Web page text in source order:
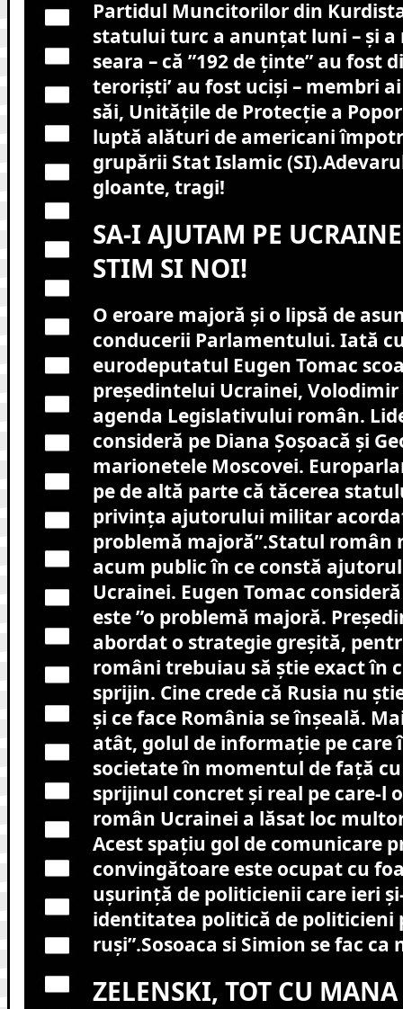
Partidul Muncitorilor din
statului turc a anunţat luni – şi
seara – că ”192 de ţinte” au fost
terorişti’ au fost ucişi – membri
săi, Unităţile de Protecţie a
luptă alături de americani
grupării Stat Islamic
gloante, tragi!
SA-I AJUTAM PE
STIM SI NOI!
O eroare majoră și o lipsă de
conducerii Parlamentului. Iată
eurodeputatul Eugen Tomac
președintelui Ucrainei, Volodimir
agenda Legislativului român.
consideră pe Diana Șoșoacă și
marionetele Moscovei.
pe de altă parte că tăcerea
privința ajutorului militar
problemă majoră”.Statul român
acum public în ce constă
Ucrainei. Eugen Tomac
este ”o problemă majoră.
abordat o strategie greșită,
români trebuiau să știe exact în
sprijin. Cine crede că Rusia nu
și ce face România se înșeală.
atât, golul de informație pe care
societate în momentul de față
sprijinul concret și real pe care-l
român Ucrainei a lăsat loc
Acest spațiu gol de comunicare
convingătoare este ocupat cu
ușurință de politicienii care ieri
identitatea politică de politicieni
ruși”.Sosoaca si Simion se fac ca
ZELENSKI, TOT CU